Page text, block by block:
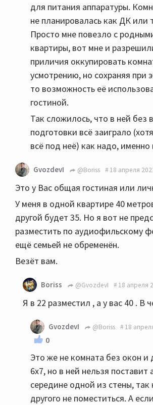
для питания аппаратуры.
не планировалась как ДК или
Просто мне повезло с
квартиры, вот мне и
приличия оккупировать
усмотрению, но сохраняя при
то возможность её
гостиной.
Так сложилось, что в ней без
подготовки всё заиграло
всё под неё) как надо, именно
GvozdevI @Boriss 18 апреля
Это у Вас общая гостиная или
У меня в одной квартире 40
другой будет 35. Но я вот не
разместить по аудиофильскому
ещё семьей не обременён.
Везёт вам.
Boriss @GvozdevI 18 апреля
Я в 22 разместил , а у вас 40 . В
GvozdevI @Boriss 18
0
Это же не комната без окон и
6х7, но в ней нельзя поставит
середине одной из стены, так
другого не поместиться. А